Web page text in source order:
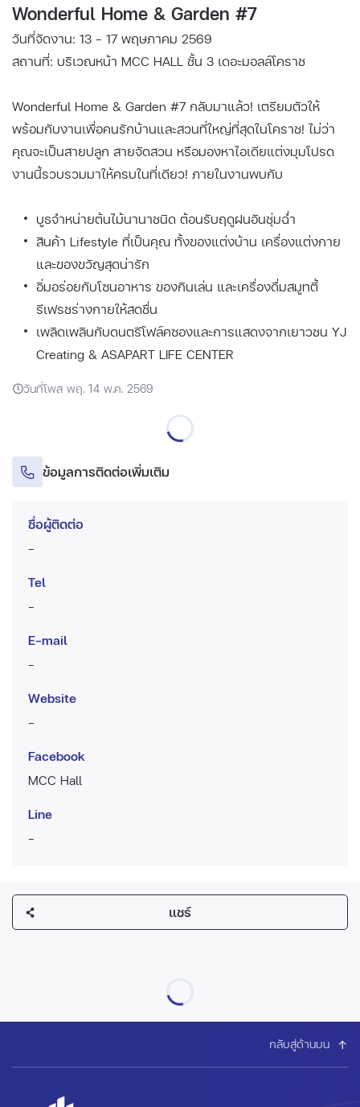
Wonderful Home & Garden #7
วันที่จัดงาน: 13 - 17 พฤษภาคม 2569
สถานที่: บริเวณหน้า MCC HALL ชั้น 3 เดอะมอลล์โคราช
Wonderful Home & Garden #7 กลับมาแล้ว! เตรียมตัวให้
พร้อมกับงานเพื่อคนรักบ้านและสวนที่ใหญ่ที่สุดในโคราช! ไม่ว่า
คุณจะเป็นสายปลูก สายจัดสวน หรือมองหาไอเดียแต่งมุมโปรด
งานนี้รวบรวมมาให้ครบในที่เดียว! ภายในงานพบกับ
บูธจำหน่ายต้นไม้นานาชนิด ต้อนรับฤดูฝนอันชุ่มฉ่ำ
สินค้า Lifestyle ที่เป็นคุณ ทั้งของแต่งบ้าน เครื่องแต่งกาย
และของขวัญสุดน่ารัก
อิ่มอร่อยกับโซนอาหาร ของกินเล่น และเครื่องดื่มสมูทตี้
รีเฟรชร่างกายให้สดชื่น
เพลิดเพลินกับดนตรีโฟล์คซองและการแสดงจากเยาวชน YJ
Creating & ASAPART LIFE CENTER
วันที่โพส พฤ. 14 พ.ค. 2569
ข้อมูลการติดต่อเพิ่มเติม
ชื่อผู้ติดต่อ
-
Tel
-
E-mail
-
Website
-
Facebook
MCC Hall
Line
-
แชร์
กลับสู่ด้านบน